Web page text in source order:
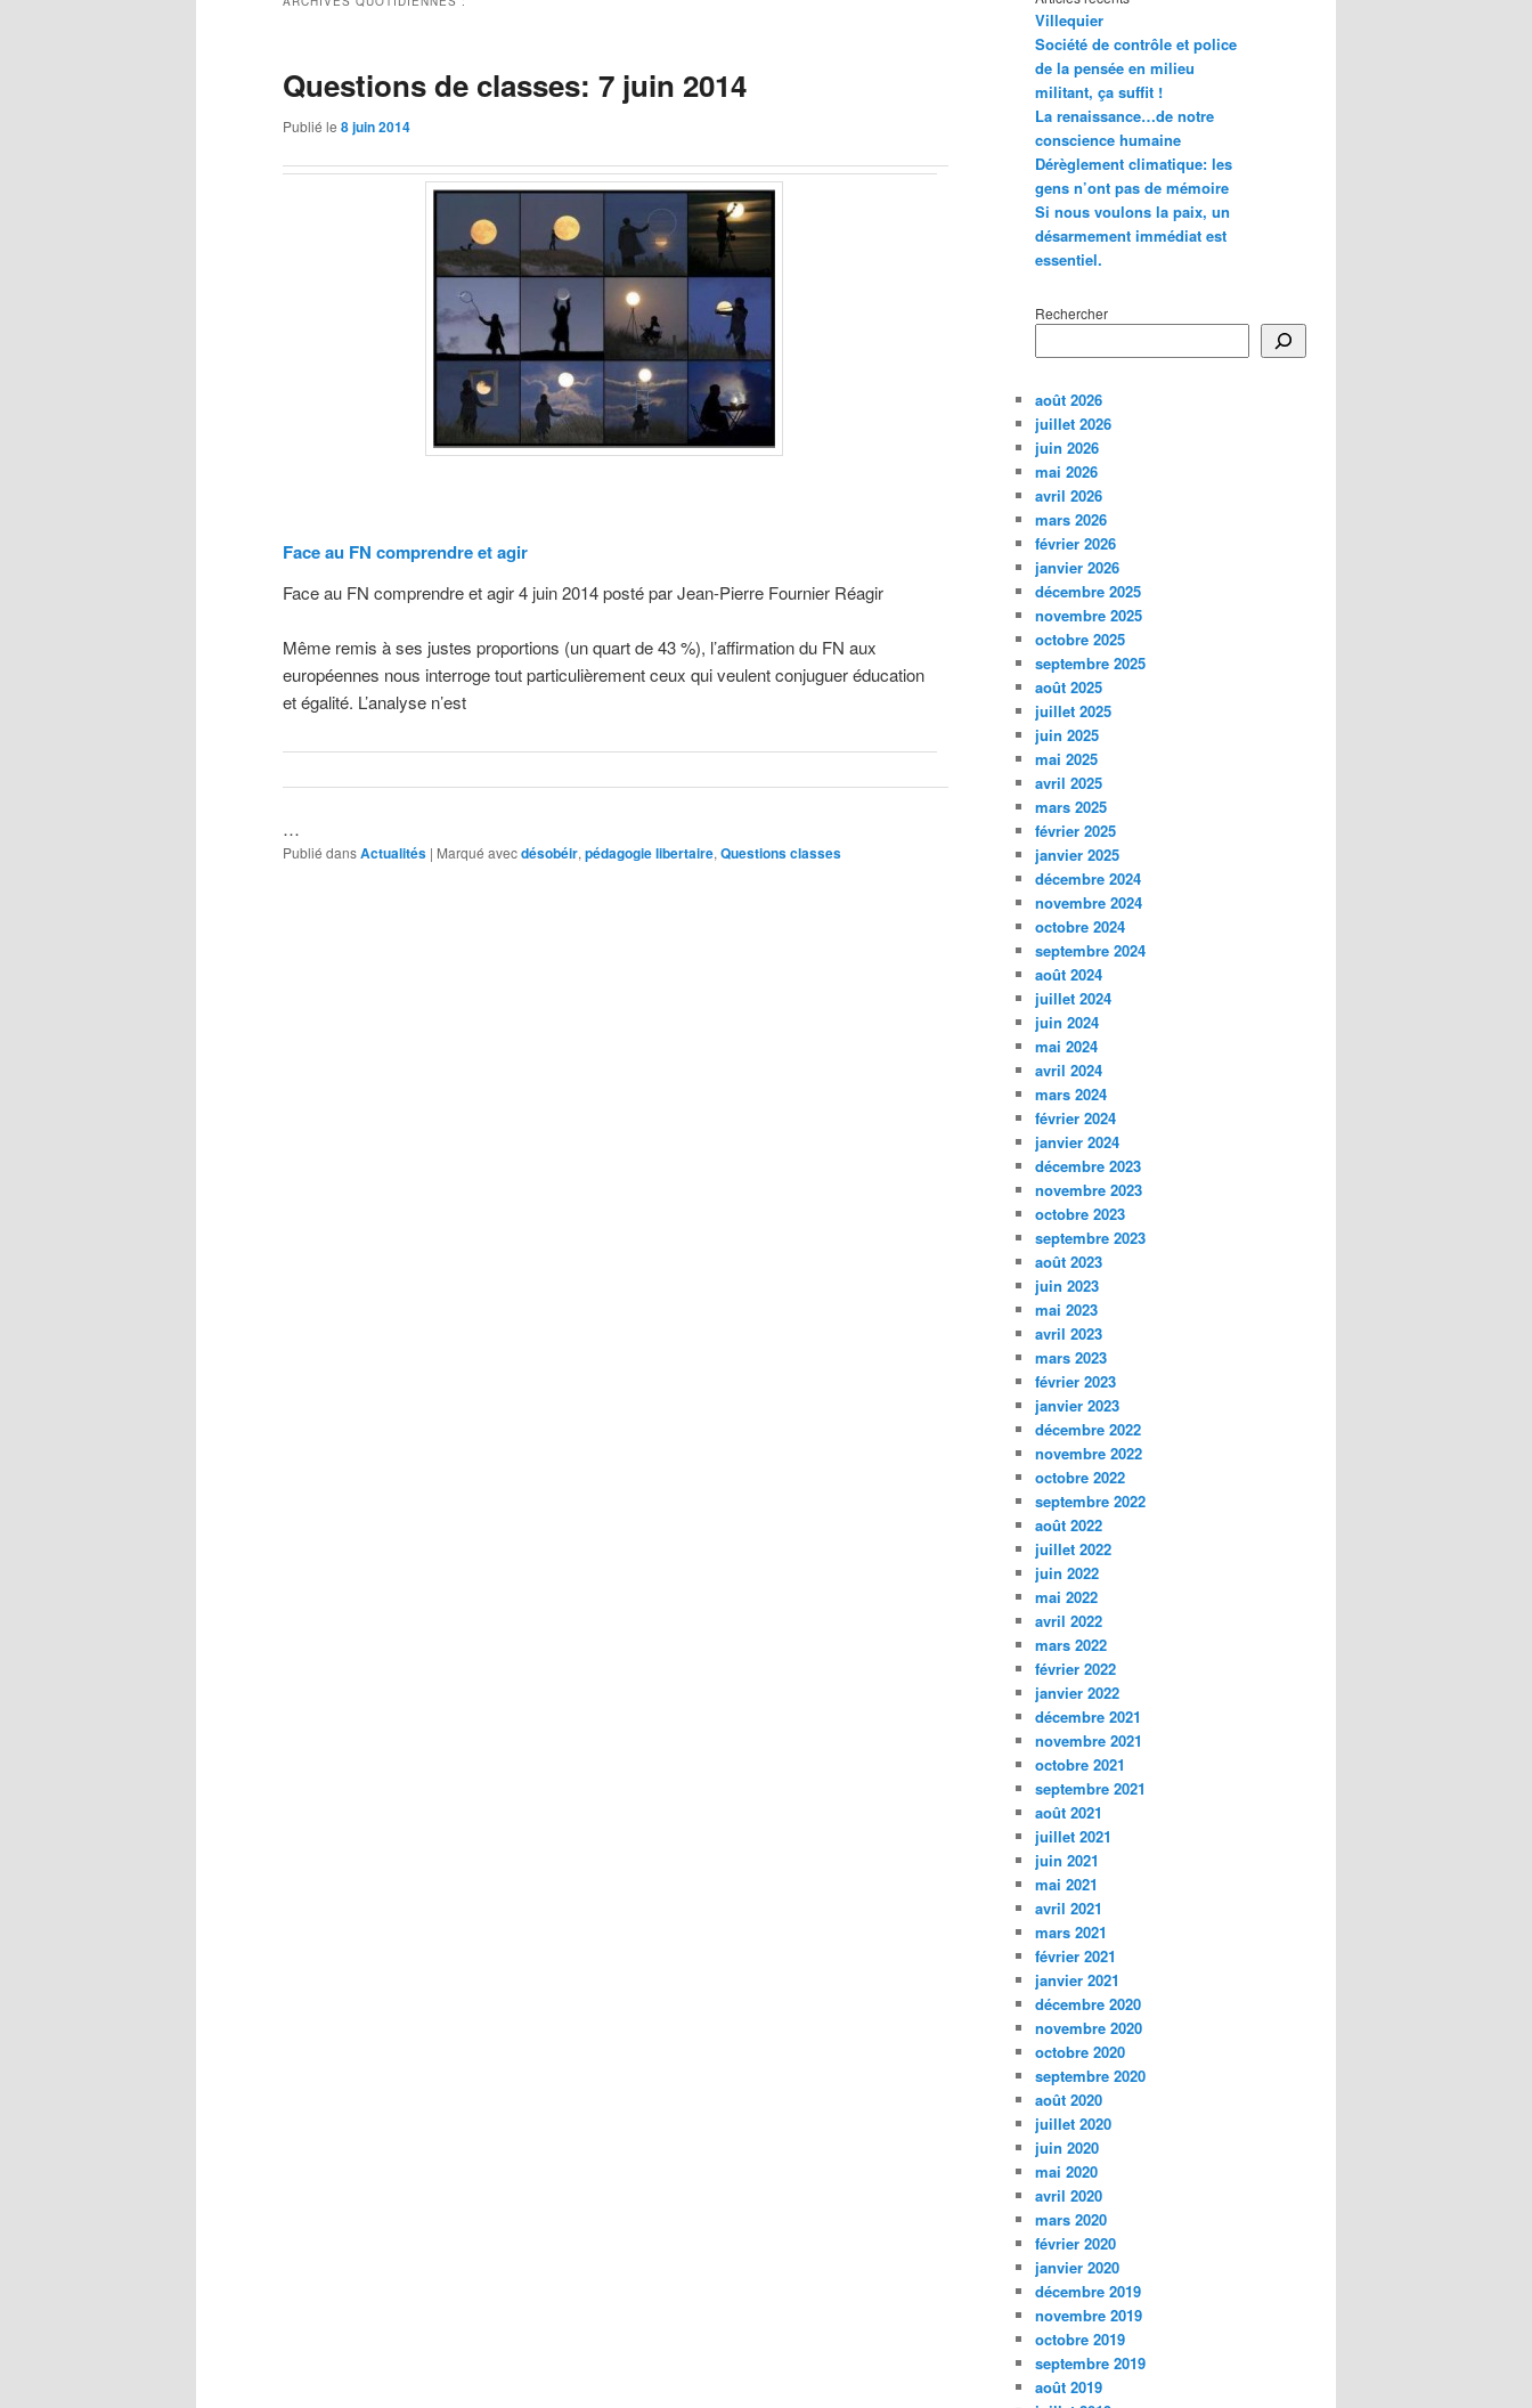
Questions de classes: 7 juin 2014
Publié le 8 juin 2014
Face au FN comprendre et agir
Face au FN comprendre et agir 4 juin 2014 posté par Jean-Pierre Fournier Réagir
Même remis à ses justes proportions (un quart de 43 %), l’affirmation du FN aux
européennes nous interroge tout particulièrement ceux qui veulent conjuguer éducation
et égalité. L’analyse n’est
…
Publié dansActualités | Marqué avecdésobéir, pédagogie libertaire, Questions classes
Villequier
Société de contrôle et police
de la pensée en milieu
militant, ça suffit !
La renaissance…de notre
conscience humaine
Dérèglement climatique: les
gens n’ont pas de mémoire
Si nous voulons la paix, un
désarmement immédiat est
essentiel.
Rechercher
août 2026
juillet 2026
juin 2026
mai 2026
avril 2026
mars 2026
février 2026
janvier 2026
décembre 2025
novembre 2025
octobre 2025
septembre 2025
août 2025
juillet 2025
juin 2025
mai 2025
avril 2025
mars 2025
février 2025
janvier 2025
décembre 2024
novembre 2024
octobre 2024
septembre 2024
août 2024
juillet 2024
juin 2024
mai 2024
avril 2024
mars 2024
février 2024
janvier 2024
décembre 2023
novembre 2023
octobre 2023
septembre 2023
août 2023
juin 2023
mai 2023
avril 2023
mars 2023
février 2023
janvier 2023
décembre 2022
novembre 2022
octobre 2022
septembre 2022
août 2022
juillet 2022
juin 2022
mai 2022
avril 2022
mars 2022
février 2022
janvier 2022
décembre 2021
novembre 2021
octobre 2021
septembre 2021
août 2021
juillet 2021
juin 2021
mai 2021
avril 2021
mars 2021
février 2021
janvier 2021
décembre 2020
novembre 2020
octobre 2020
septembre 2020
août 2020
juillet 2020
juin 2020
mai 2020
avril 2020
mars 2020
février 2020
janvier 2020
décembre 2019
novembre 2019
octobre 2019
septembre 2019
août 2019